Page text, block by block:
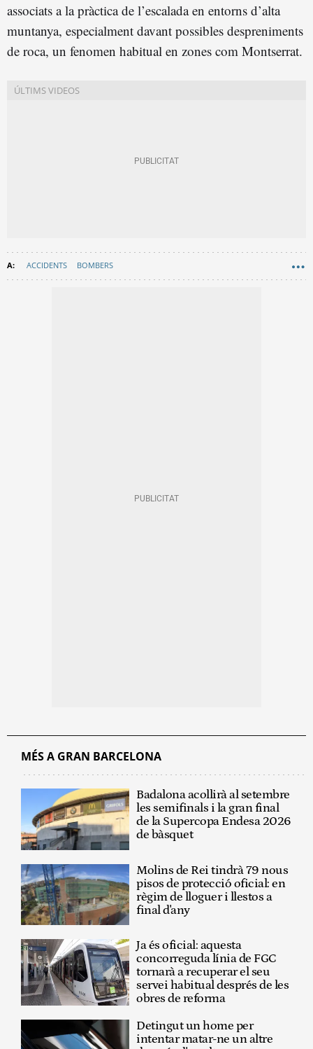
associats a la pràctica de l’escalada en entorns d’alta
muntanya, especialment davant possibles despreniments
de roca, un fenomen habitual en zones com Montserrat.
ACCIDENTS BOMBERS
MÉS A GRAN BARCELONA
Badalona acollirà al setembre
les semifinals i la gran final
de la Supercopa Endesa 2026
de bàsquet
Molins de Rei tindrà 79 nous
pisos de protecció oficial: en
règim de lloguer i llestos a
final d'any
Ja és oficial: aquesta
concorreguda línia de FGC
tornarà a recuperar el seu
servei habitual després de les
obres de reforma
Detingut un home per
intentar matar-ne un altre